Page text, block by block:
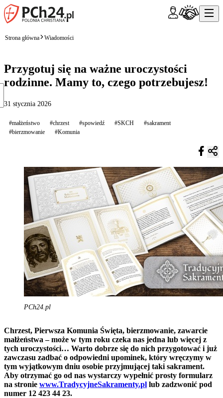
Strona główna Wiadomości
Przygotuj się na ważne uroczystości
rodzinne. Mamy to, czego potrzebujesz!
31 stycznia 2026
#małżeństwo #chrzest #spowiedź #SKCH
#sakrament
#bierzmowanie
#Komunia
PCh24.pl
Chrzest, Pierwsza Komunia Święta, bierzmowanie, zawarcie
małżeństwa – może w tym roku czeka nas jedna lub więcej z
tych uroczystości… Warto dobrze się do nich przygotować i już
zawczasu zadbać o odpowiedni upominek, który wręczymy w
tym wyjątkowym dniu osobie przyjmującej taki sakrament.
Aby otrzymać go od nas wystarczy wypełnić prosty formularz
na stronie www.TradycyjneSakramenty.pl lub zadzwonić pod
numer 12 423 44 23.